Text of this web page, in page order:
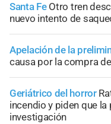
Santa Fe Otro tren
nuevo intento de
Apelación de la
causa por la compra
Geriátrico del horror
incendio y piden que
investigación